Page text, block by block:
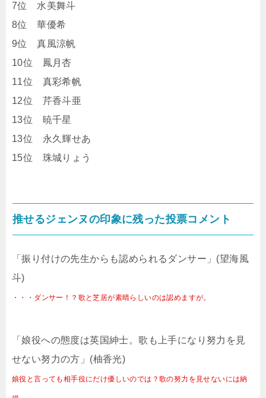
7位 水美舞斗
8位 華優希
9位 真風涼帆
10位 鳳月杏
11位 真彩希帆
12位 芹香斗亜
13位 暁千星
13位 永久輝せあ
15位 珠城りょう
推せるジェンヌの印象に残った投票コメント
「振り付けの先生からも認められるダンサー」(望海風
斗)
・・・ダンサー！？歌と芝居が素晴らしいのは認めますが。
「娘役への態度は英国紳士。歌も上手になり努力を見
せない努力の方」(柚香光)
娘役と言っても相手役にだけ優しいのでは？歌の努力を見せないには納